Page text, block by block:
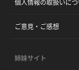
個人情報の取扱いに
ご意見・ご感想
姉妹サイト